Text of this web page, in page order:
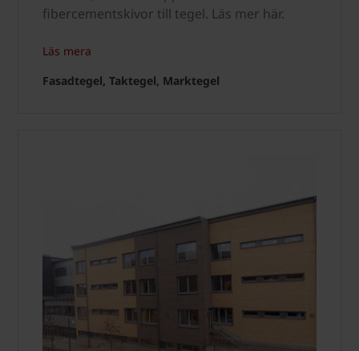
fibercementskivor till tegel. Läs mer här.
Läs mera
Fasadtegel, Taktegel, Marktegel